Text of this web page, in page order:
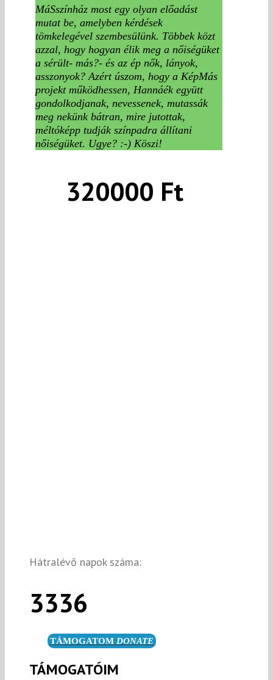
MáSszínház most egy olyan előadást
mutat be, amelyben kérdések
tömkelegével szembesülünk. Többek közt
azzal, hogy hogyan élik meg a nőiségüket
a sérült- más?- és az ép nők, lányok,
asszonyok? Azért úszom, hogy a KépMás
projekt működhessen, Hannáék együtt
gondolkodjanak, nevessenek, mutassák
meg nekünk bátran, mire jutottak,
méltóképp tudják színpadra állítani
nőiségüket. Ugye? :-) Köszi!
320000 Ft
Hátralévő napok száma:
3336
TÁMOGATOM DONATE
TÁMOGATÓIM